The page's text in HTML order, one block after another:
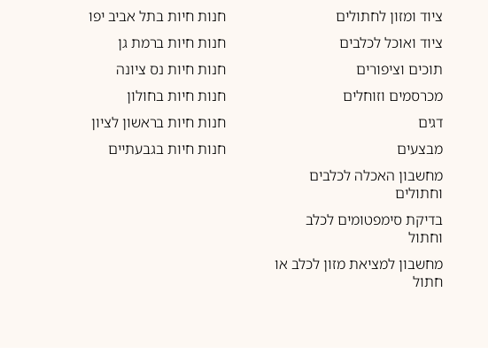
ציוד ומזון לחתולים
ציוד ואוכל לכלבים
תוכים וציפורים
מכרסמים וזוחלים
דגים
מבצעים
מחשבון האכלה לכלבים
וחתולים
בדיקת סימפטומים לכלב
וחתול
מחשבון למציאת מזון לכלב או
חתול
חנות חיות בתל אביב יפו
חנות חיות ברמת גן
חנות חיות נס ציונה
חנות חיות בחולון
חנות חיות בראשון לציון
חנות חיות בגבעתיים